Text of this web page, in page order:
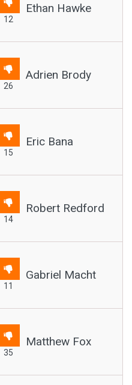
12
Ethan Hawke
26
Adrien Brody
15
Eric Bana
14
Robert Redford
11
Gabriel Macht
35
Matthew Fox